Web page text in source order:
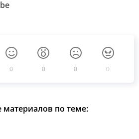
0 0 0 0
по теме: